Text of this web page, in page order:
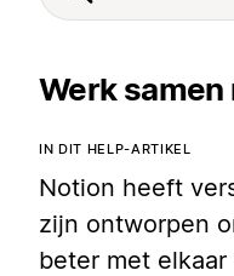
Werk
IN DIT HELP-ARTIKEL
Notion heeft
zijn ontworpen
beter met